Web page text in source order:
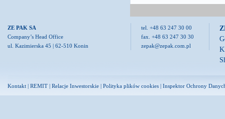
ZE PAK SA
Company’s Head Office
ul. Kazimierska 45 | 62-510 Konin
tel. +48 63 247 30 00
fax. +48 63 247 30 30
zepak@zepak.com.pl
Kontakt | REMIT | Relacje Inwestorskie | Polityka plików cookies | Inspektor Ochrony